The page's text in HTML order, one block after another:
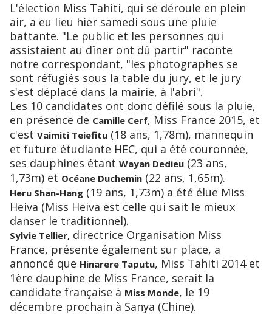
L'élection Miss Tahiti, qui se déroule en plein
air, a eu lieu hier samedi sous une pluie
battante. "Le public et les personnes qui
assistaient au dîner ont dû partir" raconte
notre correspondant, "les photographes se
sont réfugiés sous la table du jury, et le jury
s'est déplacé dans la mairie, à l'abri".
Les 10 candidates ont donc défilé sous la pluie,
en présence de Camille Cerf, Miss France 2015, et
c'est Vaimiti Teiefitu (18 ans, 1,78m), mannequin
et future étudiante HEC, qui a été couronnée,
ses dauphines étant Wayan Dedieu (23 ans,
1,73m) et Océane Duchemin (22 ans, 1,65m).
Heru Shan-Hang (19 ans, 1,73m) a été élue Miss
Heiva (Miss Heiva est celle qui sait le mieux
danser le traditionnel).
Sylvie Tellier, directrice Organisation Miss
France, présente également sur place, a
annoncé que Hinarere Taputu, Miss Tahiti 2014 et
1ère dauphine de Miss France, serait la
candidate française à Miss Monde, le 19
décembre prochain à Sanya (Chine).